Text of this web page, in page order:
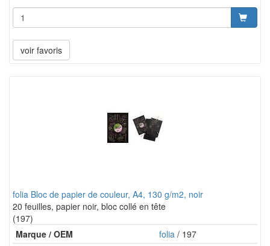
voir favoris
folia Bloc de papier de couleur, A4, 130 g/m2, noir
20 feuilles, papier noir, bloc collé en tête
(197)
Marque / OEM
folia / 197